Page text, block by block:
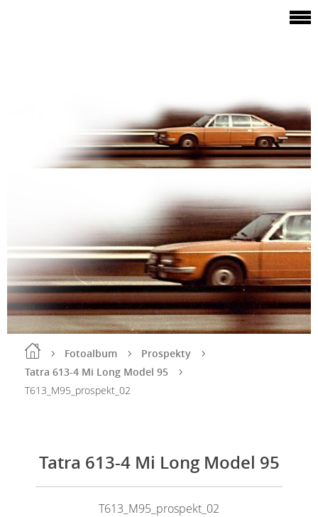
Fotoalbum
Prospekty
Tatra 613-4 Mi Long Model 95
T613_M95_prospekt_02
Tatra 613-4 Mi Long Model 95
T613_M95_prospekt_02